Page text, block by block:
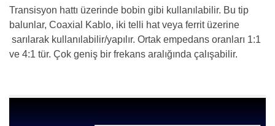
Transisyon hattı üzerinde bobin gibi kullanılabilir. Bu tip
balunlar, Coaxial Kablo, iki telli hat veya ferrit üzerine
sarılarak kullanılabilir/yapılır. Ortak empedans oranları 1:1
ve 4:1 tür. Çok geniş bir frekans aralığında çalışabilir.